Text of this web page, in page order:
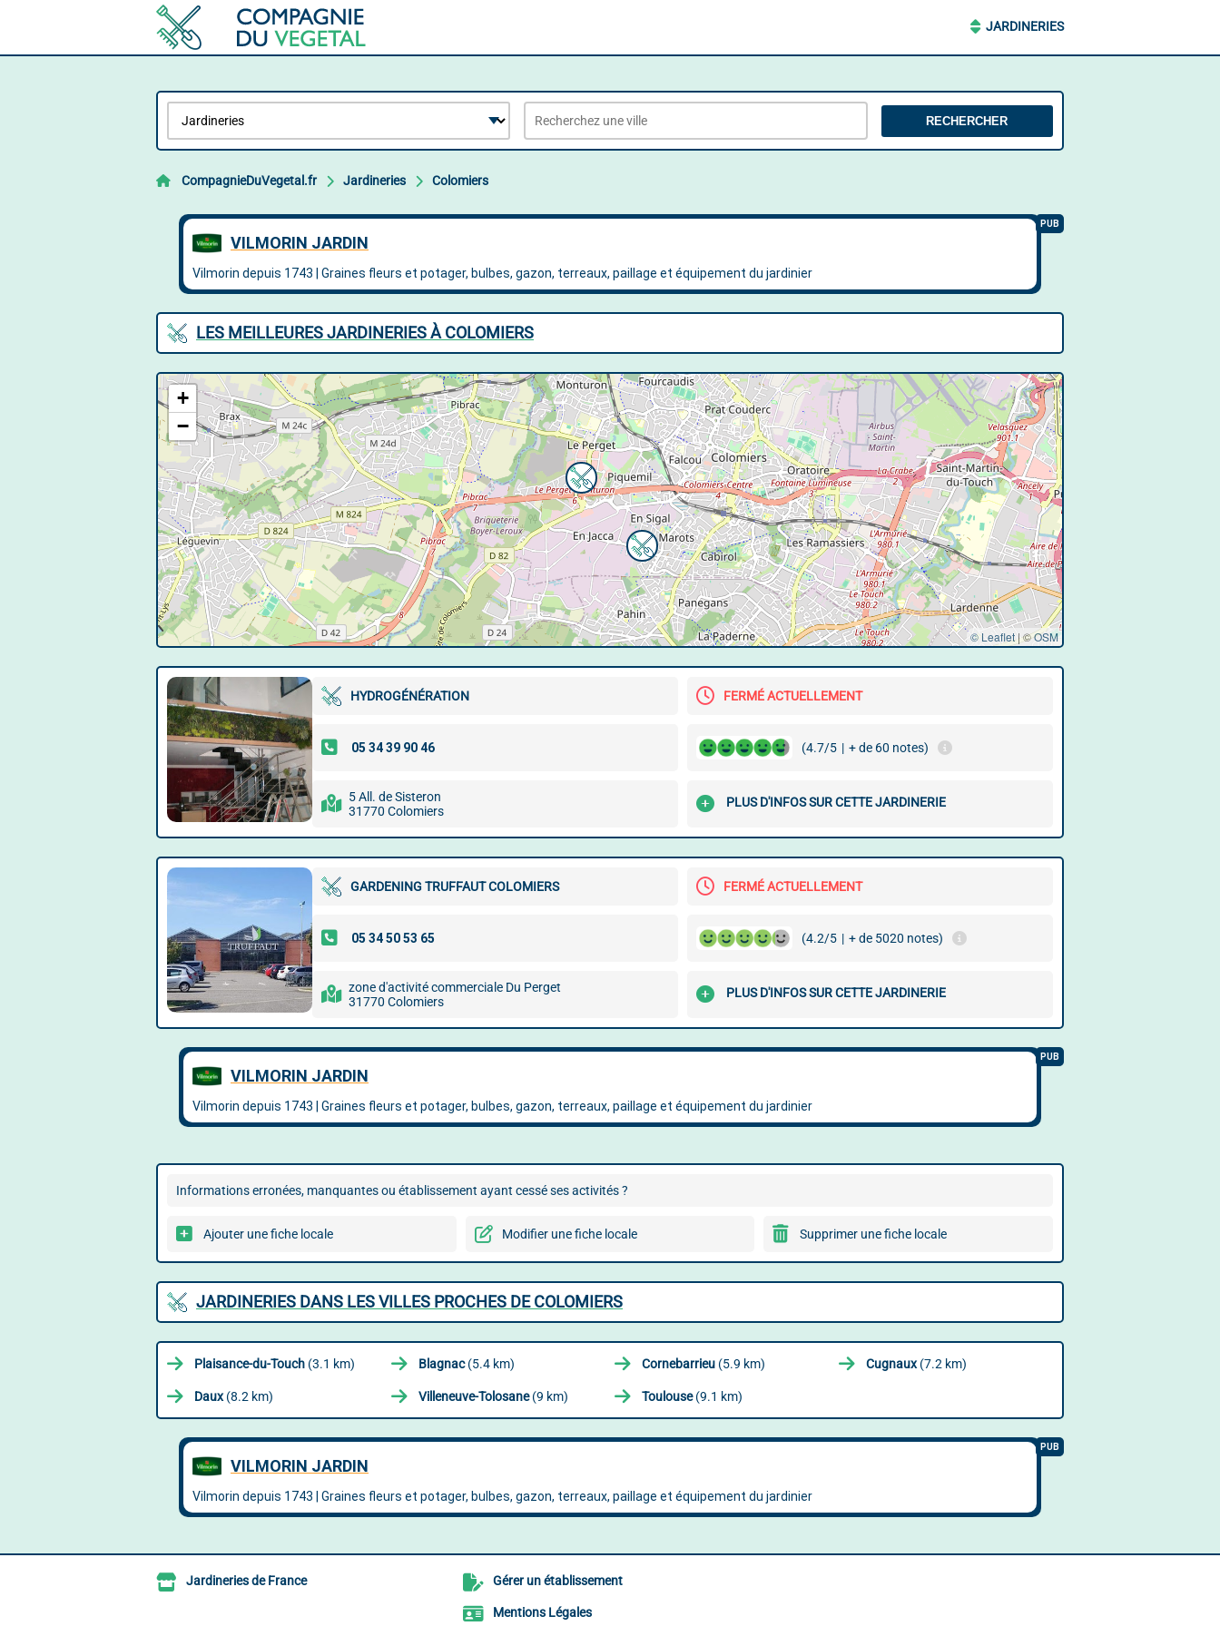
JARDINERIES
RECHERCHER
CompagnieDuVegetal.fr Jardineries Colomiers
LES MEILLEURES JARDINERIES À COLOMIERS
+
−
© Leaflet|©OSM
HYDROGÉNÉRATION FERMÉ ACTUELLEMENT
(4.7/5 | + de 60 notes)
5 All. de Sisteron
31770 Colomiers
PLUS D'INFOS SUR CETTE JARDINERIE
GARDENING TRUFFAUT COLOMIERS FERMÉ ACTUELLEMENT
(4.2/5 | + de 5020 notes)
zone d'activité commerciale Du Perget
31770 Colomiers
PLUS D'INFOS SUR CETTE JARDINERIE
Informations erronées, manquantes ou établissement ayant cessé ses activités ?
Ajouter une fiche locale Modifier une fiche locale Supprimer une fiche locale
JARDINERIES DANS LES VILLES PROCHES DE COLOMIERS
Plaisance-du-Touch (3.1 km) Blagnac(5.4 km) Cornebarrieu (5.9 km) Cugnaux(7.2 km)
Daux(8.2 km) Villeneuve-Tolosane(9 km) Toulouse(9.1 km)
Jardineries de France Gérer un établissement
Mentions Légales